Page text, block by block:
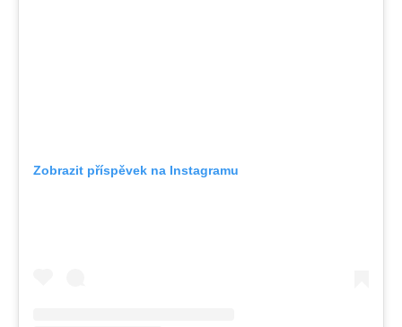
Zobrazit příspěvek na Instagramu